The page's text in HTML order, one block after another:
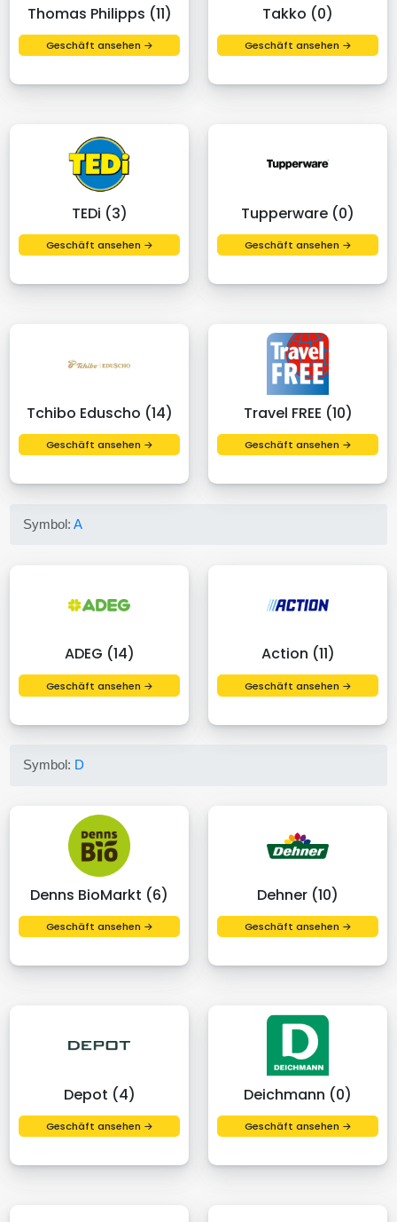
Thomas Philipps (11)
Geschäft ansehen →
Takko (0)
Geschäft ansehen →
TEDi (3)
Geschäft ansehen →
Tupperware (0)
Geschäft ansehen →
Tchibo Eduscho (14)
Geschäft ansehen →
Travel FREE (10)
Geschäft ansehen →
Symbol:A
ADEG (14)
Geschäft ansehen →
Action (11)
Geschäft ansehen →
Symbol: D
Denns BioMarkt (6)
Geschäft ansehen →
Dehner (10)
Geschäft ansehen →
Depot (4)
Geschäft ansehen →
Deichmann (0)
Geschäft ansehen →